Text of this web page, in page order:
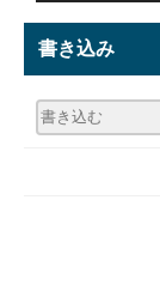
書き込み